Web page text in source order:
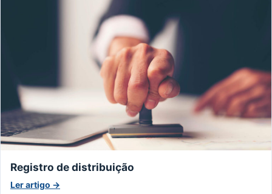
Registro de distribuição
Ler artigo →